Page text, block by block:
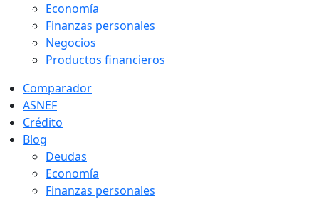
Economía
Finanzas personales
Negocios
Productos financieros
Comparador
ASNEF
Crédito
Blog
Deudas
Economía
Finanzas personales